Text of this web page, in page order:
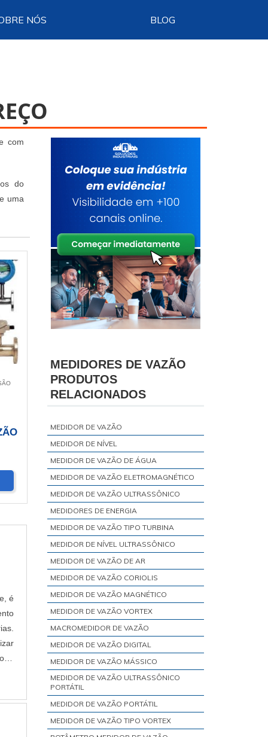
NÓS BLOG
com
do
uma
é
MEDIDORES DE VAZÃO
PRODUTOS
RELACIONADOS
MEDIDOR DE VAZÃO
MEDIDOR DE NÍVEL
MEDIDOR DE VAZÃO DE ÁGUA
MEDIDOR DE VAZÃO ELETROMAGNÉTICO
MEDIDOR DE VAZÃO ULTRASSÔNICO
MEDIDORES DE ENERGIA
MEDIDOR DE VAZÃO TIPO TURBINA
MEDIDOR DE NÍVEL ULTRASSÔNICO
MEDIDOR DE VAZÃO DE AR
MEDIDOR DE VAZÃO CORIOLIS
MEDIDOR DE VAZÃO MAGNÉTICO
MEDIDOR DE VAZÃO VORTEX
MACROMEDIDOR DE VAZÃO
MEDIDOR DE VAZÃO DIGITAL
MEDIDOR DE VAZÃO MÁSSICO
MEDIDOR DE VAZÃO ULTRASSÔNICO
PORTÁTIL
MEDIDOR DE VAZÃO PORTÁTIL
MEDIDOR DE VAZÃO TIPO VORTEX